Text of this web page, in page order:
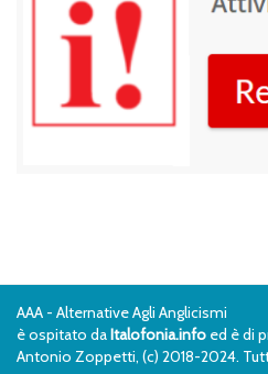
AAA - Alternative Agli Anglicismi
è ospitato daItalofonia.info ed è di
Antonio Zoppetti, (c) 2018-2024.